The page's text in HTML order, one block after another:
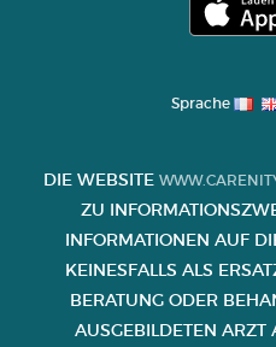
Sprache
DIE WEBSITE
U
NFORMATIONEN AUF
EINESFALLS ALS
ERATUNG ODER
USGEBILDETEN ARZT